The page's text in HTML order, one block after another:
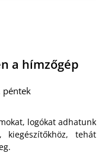
a hímzőgép
péntek
logókat adhatunk
kiegészítőkhöz, tehát